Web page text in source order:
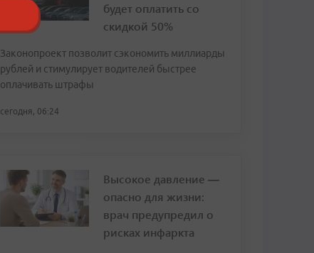
будет оплатить со
скидкой 50%
Законопроект позволит сэкономить миллиарды
рублей и стимулирует водителей быстрее
оплачивать штрафы
сегодня, 06:24
Высокое давление —
опасно для жизни:
врач предупредил о
рисках инфаркта